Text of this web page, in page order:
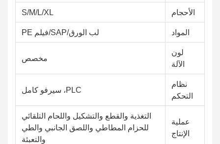
الأحجام S/M/L/XL
المواد لب الورق/SAP/فيلم PE
لون
الآلة
مخصص
نظام
التحكم
PLC، سيرفو كامل
عملية
الإنتاج
التغذية والقطع والتشكيل واللحام التلقائي
للحزام المطاطي واللصق الجانبي والطي
والتعبئة